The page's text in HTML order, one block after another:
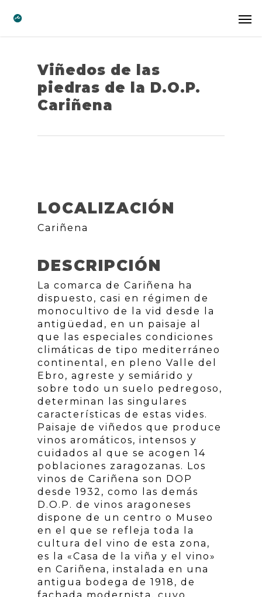
Viñedos de las
piedras de la D.O.P.
Cariñena
LOCALIZACIÓN
Cariñena
DESCRIPCIÓN
La comarca de Cariñena ha
dispuesto, casi en régimen de
monocultivo de la vid desde la
antigüedad, en un paisaje al
que las especiales condiciones
climáticas de tipo mediterráneo
continental, en pleno Valle del
Ebro, agreste y semiárido y
sobre todo un suelo pedregoso,
determinan las singulares
características de estas vides.
Paisaje de viñedos que produce
vinos aromáticos, intensos y
cuidados al que se acogen 14
poblaciones zaragozanas. Los
vinos de Cariñena son DOP
desde 1932, como las demás
D.O.P. de vinos aragoneses
dispone de un centro o Museo
en el que se refleja toda la
cultura del vino de esta zona,
es la «Casa de la viña y el vino»
en Cariñena, instalada en una
antigua bodega de 1918, de